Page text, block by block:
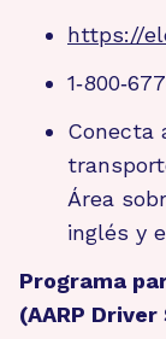
https://
Conecta
Área
inglés y
Programa
(AARP